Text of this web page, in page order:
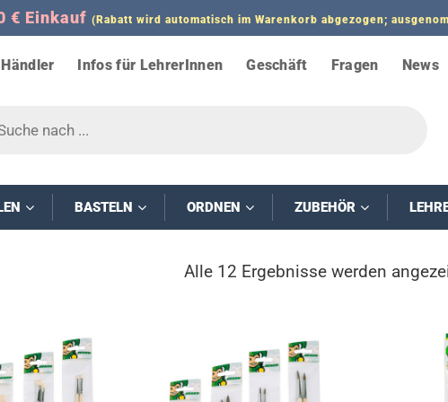
€ Einkauf (Rabatt wird automatisch im Warenkorb abgezogen;
Händler Infos für LehrerInnen Geschäft Fragen News
BASTELN ORDNEN ZUBEHÖR
Alle 12 Ergebnisse werden